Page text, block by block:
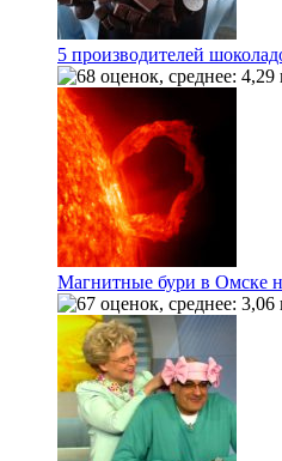
5 производителей
Магнитные бури в Омске